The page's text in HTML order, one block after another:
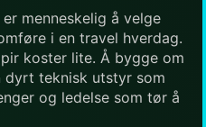
menneskelig å velge
i en travel hverdag.
koster lite. Å bygge om
dyrt teknisk utstyr som
og ledelse som tør å